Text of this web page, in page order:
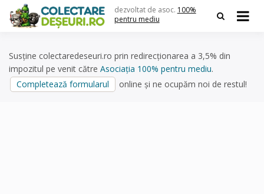
content
dezvoltat de asoc. 100%
pentru mediu
Susține colectaredeseuri.ro prin redirecționarea a 3,5% din
impozitul pe venit către Asociația 100% pentru mediu.
Completează formularul
online și ne ocupăm noi de restul!